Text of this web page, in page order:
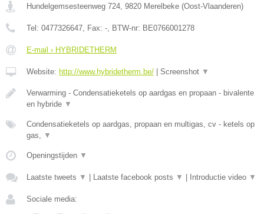
Hundelgemsesteenweg 724 9820 Merelbeke (Oost-Vlaanderen)
Tel: 0477326647 , Fax: - , BTW-nr: BE0766001278
E-mail › HYBRIDETHERM
Website: http://www.hybridetherm.be/ | Screenshot ▼
Verwarming - Condensatieketels op aardgas en propaan - bivalente
en hybride ▼
Condensatieketels op aardgas, propaan en multigas, cv - ketels op
gas,
▼
Openingstijden ▼
Laatste tweets ▼ | Laatste facebook posts ▼ | Introductie video ▼
Sociale media: